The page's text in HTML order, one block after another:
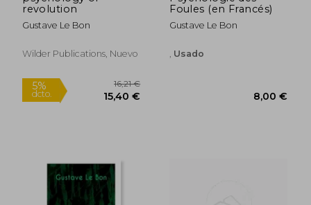
5% 5%
revolution
Gustave Le Bon
Wilder Publications, Nuevo
Foules (en Francés)
Gustave Le Bon
Usado